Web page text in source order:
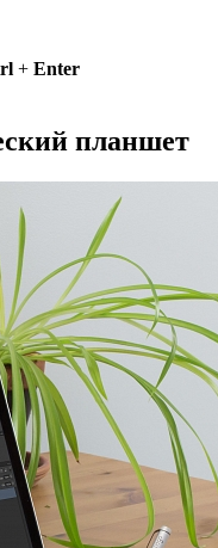
+ Enter
планшет